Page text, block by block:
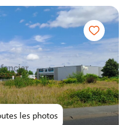
les photos